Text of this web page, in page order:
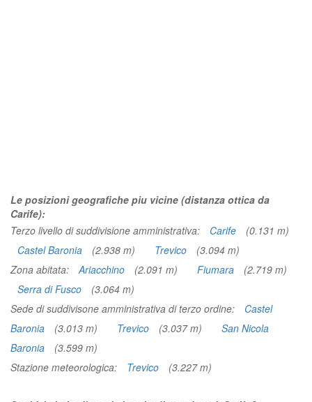
Le posizioni geografiche piu vicine (distanza ottica da
Carife):
Terzo livello di suddivisione amministrativa:
Carife
(0.131 m)
Castel Baronia
(2.938 m) Trevico
(3.094 m)
Zona abitata:
Ariacchino (2.091 m) Fiumara
(2.719 m)
Serra di Fusco
(3.064 m)
Sede di suddivisone amministrativa di terzo ordine:
Castel
Baronia
(3.013 m) Trevico (3.037 m)
San Nicola
Baronia
(3.599 m)
Stazione meteorologica:
Trevico (3.227 m)